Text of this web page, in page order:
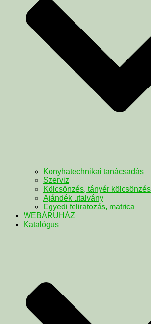
Konyhatechnikai tanácsadás
Szerviz
Kölcsönzés, tányér kölcsönzés
Ajándék utalvány
Egyedi feliratozás, matrica
WEBÁRUHÁZ
Katalógus